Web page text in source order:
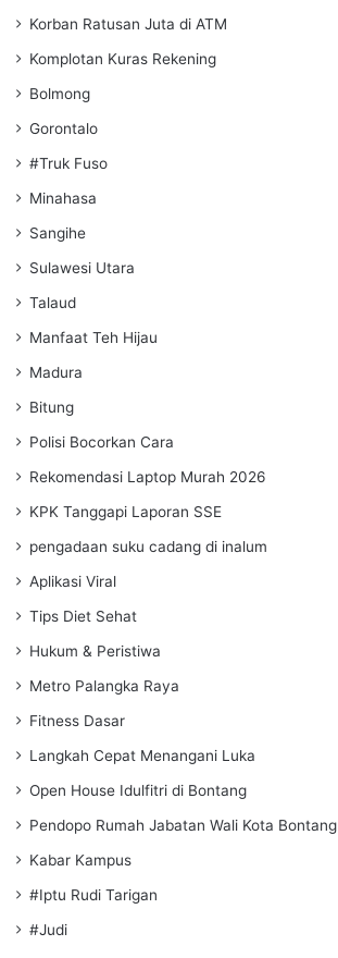
Korban Ratusan Juta di ATM
Komplotan Kuras Rekening
Bolmong
Gorontalo
#Truk Fuso
Minahasa
Sangihe
Sulawesi Utara
Talaud
Manfaat Teh Hijau
Madura
Bitung
Polisi Bocorkan Cara
Rekomendasi Laptop Murah 2026
KPK Tanggapi Laporan SSE
pengadaan suku cadang di inalum
Aplikasi Viral
Tips Diet Sehat
Hukum & Peristiwa
Metro Palangka Raya
Fitness Dasar
Langkah Cepat Menangani Luka
Open House Idulfitri di Bontang
Pendopo Rumah Jabatan Wali Kota Bontang
Kabar Kampus
#Iptu Rudi Tarigan
#Judi